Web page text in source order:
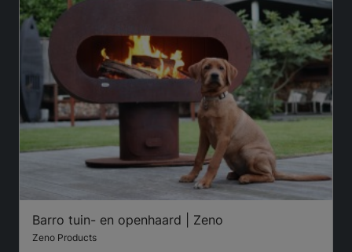
Barro tuin- en openhaard | Zeno
Zeno Products